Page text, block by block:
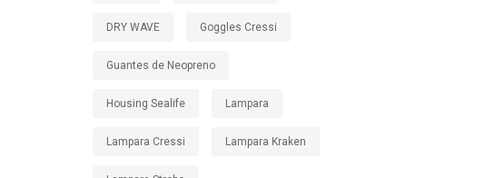
DRY WAVE Goggles Cressi
Guantes de Neopreno
Housing Sealife Lampara
Lampara Cressi Lampara Kraken